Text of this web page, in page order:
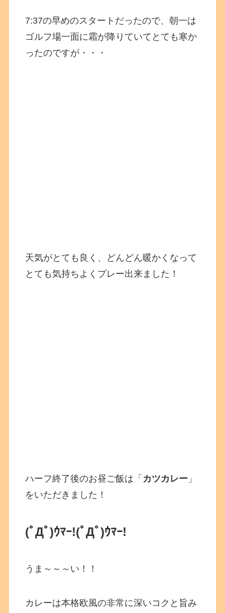
7:37の早めのスタートだったので、朝一は
ゴルフ場一面に霜が降りていてとても寒か
ったのですが・・・
天気がとても良く、どんどん暖かくなって
とても気持ちよくプレー出来ました！
ハーフ終了後のお昼ご飯は「 カツカレー 」
をいただきました！
(ﾟДﾟ)ｳﾏｰ!(ﾟДﾟ)ｳﾏｰ!
うま～～～い！！
カレーは本格欧風の非常に深いコクと旨み